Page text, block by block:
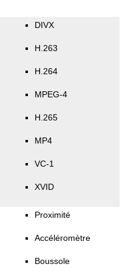
DIVX
H.263
H.264
MPEG-4
H.265
MP4
VC-1
XVID
Proximité
Accéléromètre
Boussole